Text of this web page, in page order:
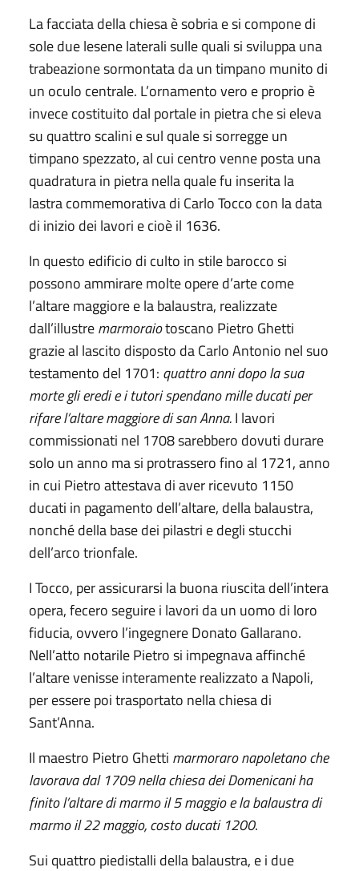
La facciata della chiesa è sobria e si compone di
sole due lesene laterali sulle quali si sviluppa una
trabeazione sormontata da un timpano munito di
un oculo centrale. L’ornamento vero e proprio è
invece costituito dal portale in pietra che si eleva
su quattro scalini e sul quale si sorregge un
timpano spezzato, al cui centro venne posta una
quadratura in pietra nella quale fu inserita la
lastra commemorativa di Carlo Tocco con la data
di inizio dei lavori e cioè il 1636.
In questo edificio di culto in stile barocco si
possono ammirare molte opere d’arte come
l’altare maggiore e la balaustra, realizzate
dall’illustremarmoraiotoscano Pietro Ghetti
grazie al lascito disposto da Carlo Antonio nel suo
testamento del 1701: quattro anni dopo la sua
morte gli eredi e i tutori spendano mille ducati per
rifare l’altare maggiore di san Anna.I lavori
commissionati nel 1708 sarebbero dovuti durare
solo un anno ma si protrassero fino al 1721, anno
in cui Pietro attestava di aver ricevuto 1150
ducati in pagamento dell’altare, della balaustra,
nonché della base dei pilastri e degli stucchi
dell’arco trionfale.
I Tocco, per assicurarsi la buona riuscita dell’intera
opera, fecero seguire i lavori da un uomo di loro
fiducia, ovvero l’ingegnere Donato Gallarano.
Nell’atto notarile Pietro si impegnava affinché
l’altare venisse interamente realizzato a Napoli,
per essere poi trasportato nella chiesa di
Sant’Anna.
Il maestro Pietro Ghetti marmoraro napoletano che
lavorava dal 1709 nella chiesa dei Domenicani ha
finito l’altare di marmo il 5 maggio e la balaustra di
marmo il 22 maggio, costo ducati 1200.
Sui quattro piedistalli della balaustra, e i due